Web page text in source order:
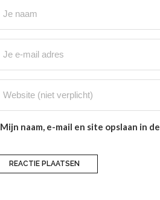
Mijn naam, e-mail en site opslaan in